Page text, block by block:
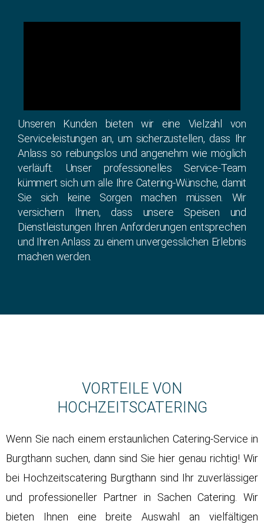
Unseren Kunden bieten wir eine Vielzahl von
Serviceleistungen an, um sicherzustellen, dass Ihr
Anlass so reibungslos und angenehm wie möglich
verläuft. Unser professionelles Service-Team
kümmert sich um alle Ihre Catering-Wünsche, damit
Sie sich keine Sorgen machen müssen. Wir
versichern Ihnen, dass unsere Speisen und
Dienstleistungen Ihren Anforderungen entsprechen
und Ihren Anlass zu einem unvergesslichen Erlebnis
machen werden.
VORTEILE VON
HOCHZEITSCATERING
Wenn Sie nach einem erstaunlichen Catering-Service in
Burgthann suchen, dann sind Sie hier genau richtig! Wir
bei Hochzeitscatering Burgthann sind Ihr zuverlässiger
und professioneller Partner in Sachen Catering. Wir
bieten Ihnen eine breite Auswahl an vielfältigen